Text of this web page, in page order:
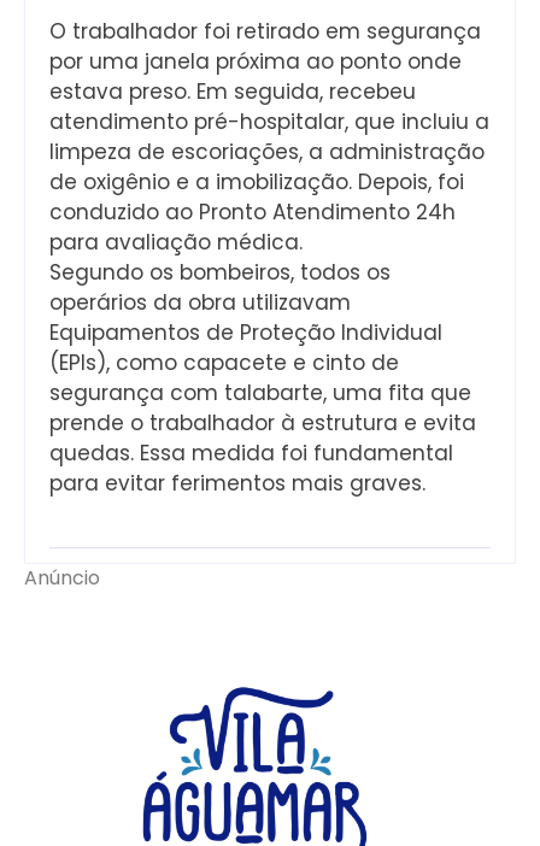
O trabalhador foi retirado em segurança
por uma janela próxima ao ponto onde
estava preso. Em seguida, recebeu
atendimento pré-hospitalar, que incluiu a
limpeza de escoriações, a administração
de oxigênio e a imobilização. Depois, foi
conduzido ao Pronto Atendimento 24h
para avaliação médica.
Segundo os bombeiros, todos os
operários da obra utilizavam
Equipamentos de Proteção Individual
(EPIs), como capacete e cinto de
segurança com talabarte, uma fita que
prende o trabalhador à estrutura e evita
quedas. Essa medida foi fundamental
para evitar ferimentos mais graves.
Anúncio